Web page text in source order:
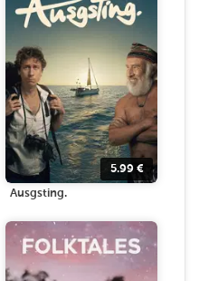
5.99 €
Ausgsting.